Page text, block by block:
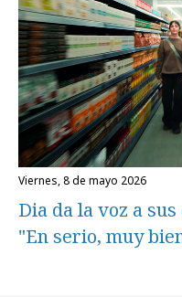
viernes, 8 de mayo 2026
Dia da la voz a
"En serio, muy